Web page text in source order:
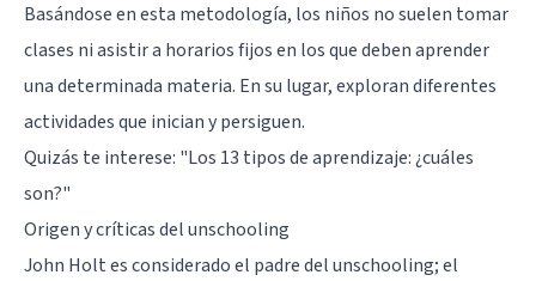
Basándose en esta metodología, los niños no suelen tomar
clases ni asistir a horarios fijos en los que deben aprender
una determinada materia. En su lugar, exploran diferentes
actividades que inician y persiguen.
Quizás te interese: "Los 13 tipos de aprendizaje: ¿cuáles
son?"
Origen y críticas del unschooling
John Holt es considerado el padre del unschooling; el